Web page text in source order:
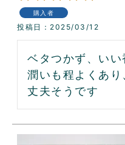
購入者
投稿日 2025/03/12
ベタつかず、いい
潤いも程よくあ
丈夫そうです